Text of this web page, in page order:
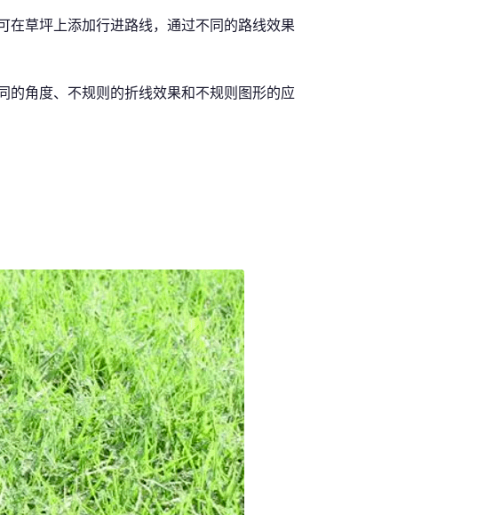
草坪上添加行进路线，通过不同的路线效果
的角度、不规则的折线效果和不规则图形的应